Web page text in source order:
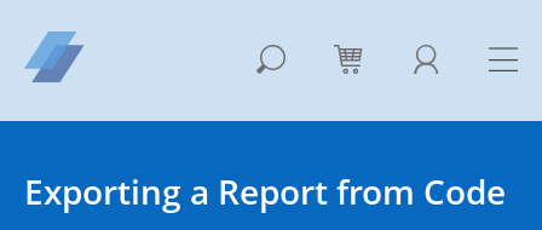
Exporting a Report from Code